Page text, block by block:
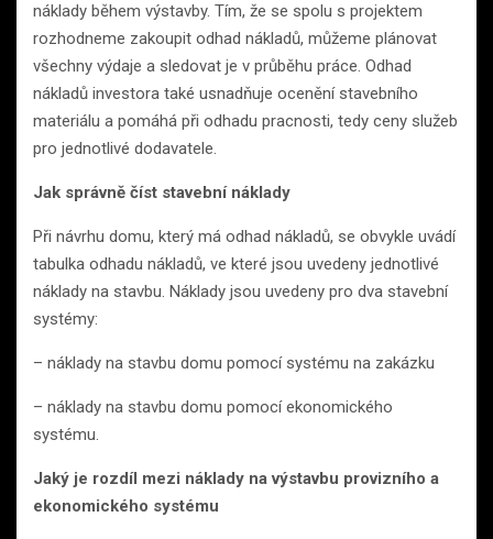
náklady během výstavby. Tím, že se spolu s projektem
rozhodneme zakoupit odhad nákladů, můžeme plánovat
všechny výdaje a sledovat je v průběhu práce. Odhad
nákladů investora také usnadňuje ocenění stavebního
materiálu a pomáhá při odhadu pracnosti, tedy ceny služeb
pro jednotlivé dodavatele.
Jak správně číst stavební náklady
Při návrhu domu, který má odhad nákladů, se obvykle uvádí
tabulka odhadu nákladů, ve které jsou uvedeny jednotlivé
náklady na stavbu. Náklady jsou uvedeny pro dva stavební
systémy:
– náklady na stavbu domu pomocí systému na zakázku
– náklady na stavbu domu pomocí ekonomického
systému.
Jaký je rozdíl mezi náklady na výstavbu provizního a
ekonomického systému